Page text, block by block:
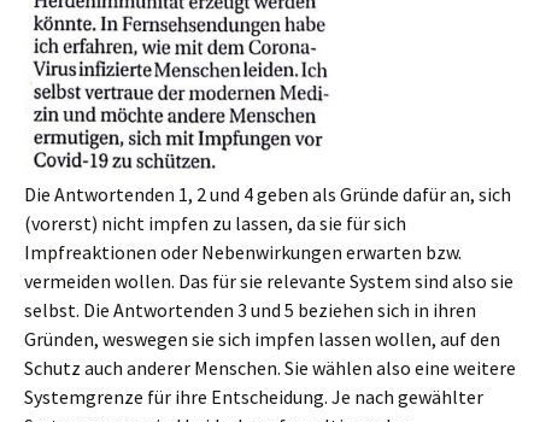
Die Antwortenden 1, 2 und 4 geben als Gründe dafür an, sich
(vorerst) nicht impfen zu lassen, da sie für sich
Impfreaktionen oder Nebenwirkungen erwarten bzw.
vermeiden wollen. Das für sie relevante System sind also sie
selbst. Die Antwortenden 3 und 5 beziehen sich in ihren
Gründen, weswegen sie sich impfen lassen wollen, auf den
Schutz auch anderer Menschen. Sie wählen also eine weitere
Systemgrenze für ihre Entscheidung. Je nach gewählter